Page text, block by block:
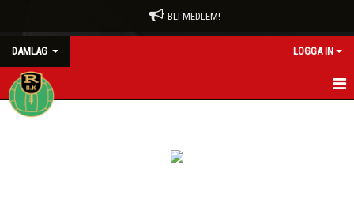
BLI MEDLEM!
DAMLAG LOGGA IN
HEM